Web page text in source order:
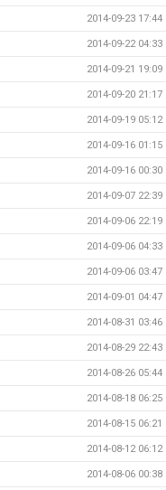
2014-09-23 17:44
2014-09-22 04:33
2014-09-21 19:09
2014-09-20 21:17
2014-09-19 05:12
2014-09-16 01:15
2014-09-16 00:30
2014-09-07 22:39
2014-09-06 22:19
2014-09-06 04:33
2014-09-06 03:47
2014-09-01 04:47
2014-08-31 03:46
2014-08-29 22:43
2014-08-26 05:44
2014-08-18 06:25
2014-08-15 06:21
2014-08-12 06:12
2014-08-06 00:38